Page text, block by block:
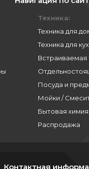
Техника:
Техника для
Техника для
Встраиваемая
Посуда и
Мойки /
Бытовая химия
Распродажа
Контактная